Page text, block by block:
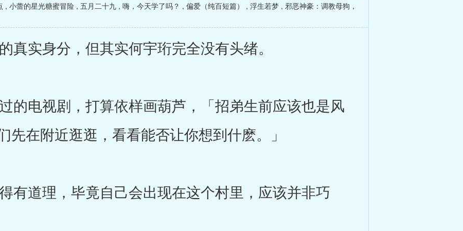
, 小蕾的星光糖蜜冒险 , 五月二十九 , 嗨，今天学了吗？ , 偏爱（纯百短篇） , 浮生若梦 , 邪恶神豪：调教母狗，
实身分，但其实何宇珩完全没有头绪。
的电视剧，打算依样画葫芦，「招弟生前应该也是风
先在附近逛逛，看看能否让你想到什麽。」
有道理，毕竟自己会出现在这个村里，应该并非巧